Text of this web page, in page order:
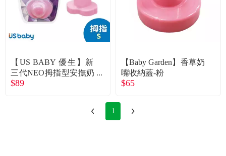
會員專區
常見問題
折價券、紅利說明
【US BABY 優生】新
三代NEO拇指型安撫奶
嘴-S-粉
$89
【Baby Garden】香草奶
嘴收納蓋-粉
$65
1